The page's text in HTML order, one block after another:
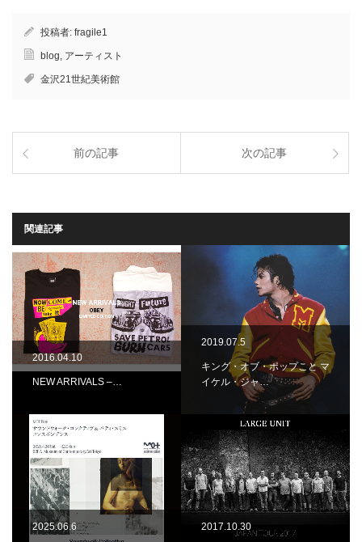
投稿者: fragile1
blog アーティスト
金沢21世紀美術館
前の記事 次の記事
関連記事
2016.04.10
NEW ARRIVALS –…
2019.07.5
キング・オブ・ポップこと マ
イケル・ジャ…
2025.06.6 2017.10.30